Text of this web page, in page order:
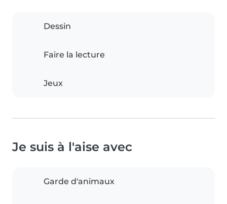
Dessin
Faire la lecture
Jeux
Je suis à l'aise avec
Garde d'animaux